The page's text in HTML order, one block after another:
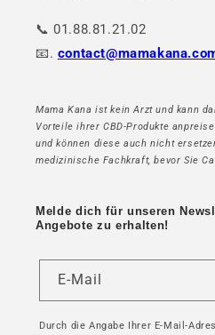
📞 01.88.81.21.02
📧.
Mama Kana ist kein Arzt und kann
Vorteile ihrer CBD-Produkte
und können diese auch nicht
medizinische Fachkraft, bevor Sie
Melde dich für unseren
Angebote zu erhalten!
E-Mail
Durch die Angabe Ihrer E-Mail-